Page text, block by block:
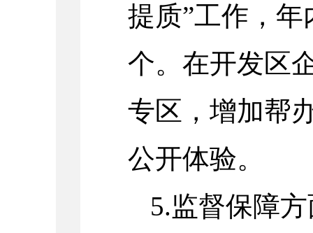
提质”工作，年
个。在开发区
专区，增加帮
公开体验。
5.监督保障